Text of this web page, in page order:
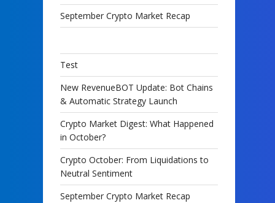
September Crypto Market Recap
Test
New RevenueBOT Update: Bot Chains
& Automatic Strategy Launch
Crypto Market Digest: What Happened
in October?
Crypto October: From Liquidations to
Neutral Sentiment
September Crypto Market Recap